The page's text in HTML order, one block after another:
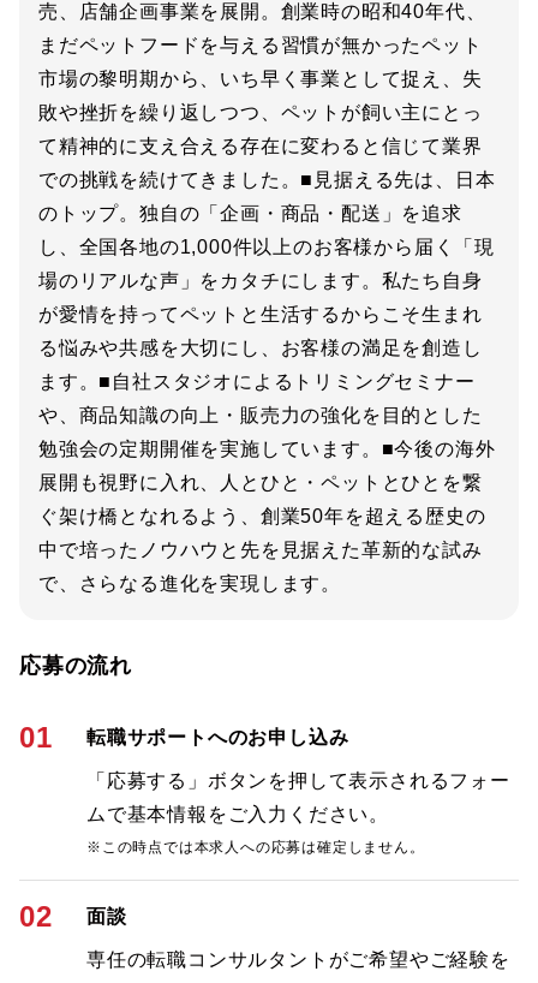
売、店舗企画事業を展開。創業時の昭和40年代、
まだペットフードを与える習慣が無かったペット
市場の黎明期から、いち早く事業として捉え、失
敗や挫折を繰り返しつつ、ペットが飼い主にとっ
て精神的に支え合える存在に変わると信じて業界
での挑戦を続けてきました。■見据える先は、日本
のトップ。独自の「企画・商品・配送」を追求
し、全国各地の1,000件以上のお客様から届く「現
場のリアルな声」をカタチにします。私たち自身
が愛情を持ってペットと生活するからこそ生まれ
る悩みや共感を大切にし、お客様の満足を創造し
ます。■自社スタジオによるトリミングセミナー
や、商品知識の向上・販売力の強化を目的とした
勉強会の定期開催を実施しています。■今後の海外
展開も視野に入れ、人とひと・ペットとひとを繋
ぐ架け橋となれるよう、創業50年を超える歴史の
中で培ったノウハウと先を見据えた革新的な試み
で、さらなる進化を実現します。
応募の流れ
01 転職サポートへのお申し込み
「応募する」ボタンを押して表示されるフォー
ムで基本情報をご入力ください。
※この時点では本求人への応募は確定しません。
02 面談
専任の転職コンサルタントがご希望やご経験を